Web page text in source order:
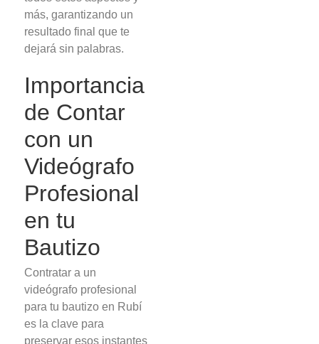
más, garantizando un
resultado final que te
dejará sin palabras.
Importancia
de Contar
con un
Videógrafo
Profesional
en tu
Bautizo
Contratar a un
videógrafo profesional
para tu bautizo en Rubí
es la clave para
preservar esos instantes